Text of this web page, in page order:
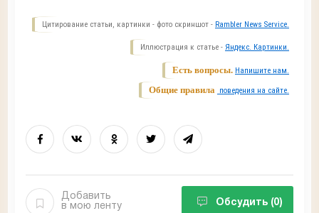
Цитирование статьи, картинки - фото скриншот - Rambler News Service.
Иллюстрация к статье - Яндекс. Картинки.
Есть вопросы. Напишите нам.
Общие правила поведения на сайте.
Добавить
в мою ленту
Обсудить (0)